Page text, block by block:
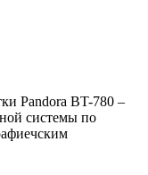
Pandora BT-780 –
системы по